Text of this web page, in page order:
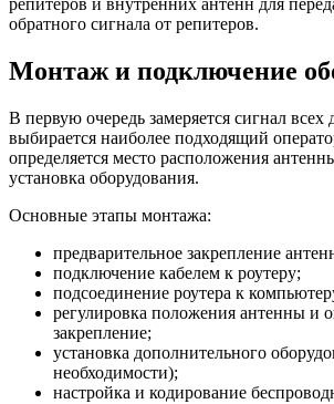
репитеров и внутренних антенн для
обратного сигнала от репитеров.
Монтаж и подключение
В первую очередь замеряется сигнал всех
выбирается наиболее подходящий
определяется место расположения
установка оборудования.
Основные этапы монтажа:
предварительное закрепление
подключение кабелем к роутеру;
подсоединение роутера к
регулировка положения антенны и
закрепление;
установка дополнительного
необходимости);
настройка и кодирование